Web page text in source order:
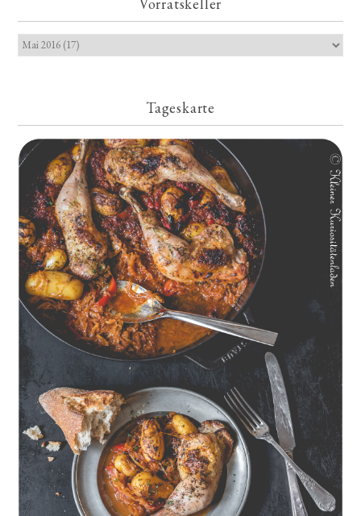
Tageskarte
Geschmorte Hähnchenschenkel auf Paprikakraut und kleinen
Kartoffeln